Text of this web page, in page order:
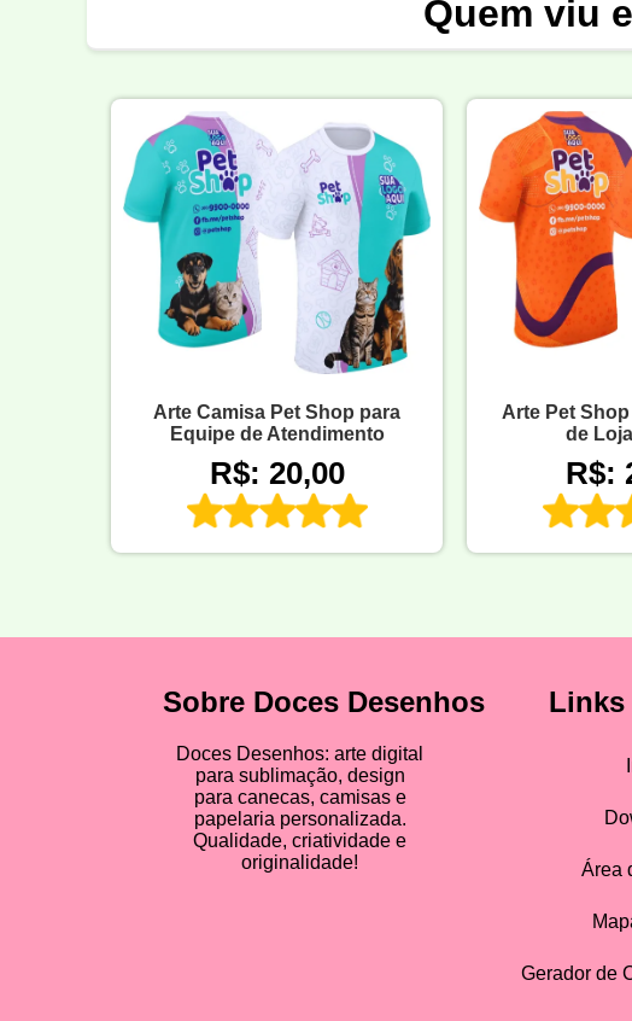
Quem viu
Arte Camisa Pet Shop para
Equipe de Atendimento
R$: 20,00
Arte Pet
de
R$:
Sobre Doces Desenhos
Doces Desenhos: arte digital
para sublimação, design
para canecas, camisas e
papelaria personalizada.
Qualidade, criatividade e
originalidade!
Links
Área
Gerador de